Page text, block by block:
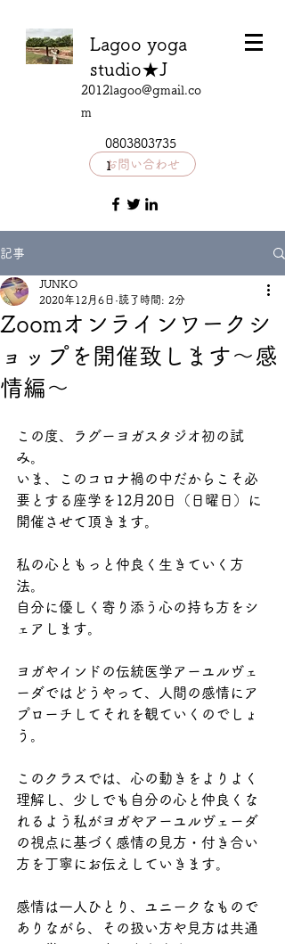
Lagoo yoga
studio★J
お問い合わせ
2012lagoo@gmail.co
m
0803803735
1
記事
Zoomオンラインワークシ
ョップを開催致します〜感
情編〜
JUNKO
2020年12月6日 読了時間: 2分
この度、ラグーヨガスタジオ初の試
み。
いま、このコロナ禍の中だからこそ必
要とする座学を12月20日（日曜日）に
開催させて頂きます。
私の心ともっと仲良く生きていく方
法。
自分に優しく寄り添う心の持ち方をシ
ェアします。
ヨガやインドの伝統医学アーユルヴェ
ーダではどうやって、人間の感情にア
プローチしてそれを観ていくのでしょ
う。
このクラスでは、心の動きをよりよく
理解し、少しでも自分の心と仲良くな
れるよう私がヨガやアーユルヴェーダ
の視点に基づく感情の見方・付き合い
方を丁寧にお伝えしていきます。
感情は一人ひとり、ユニークなもので
ありながら、その扱い方や見方は共通